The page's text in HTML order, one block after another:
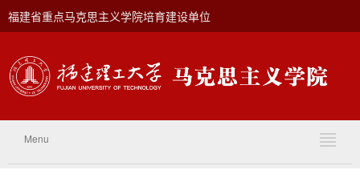
福建省重点马克思主义学院培育建设单位
Menu